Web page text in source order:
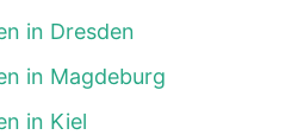
in Dresden
in Magdeburg
in Kiel